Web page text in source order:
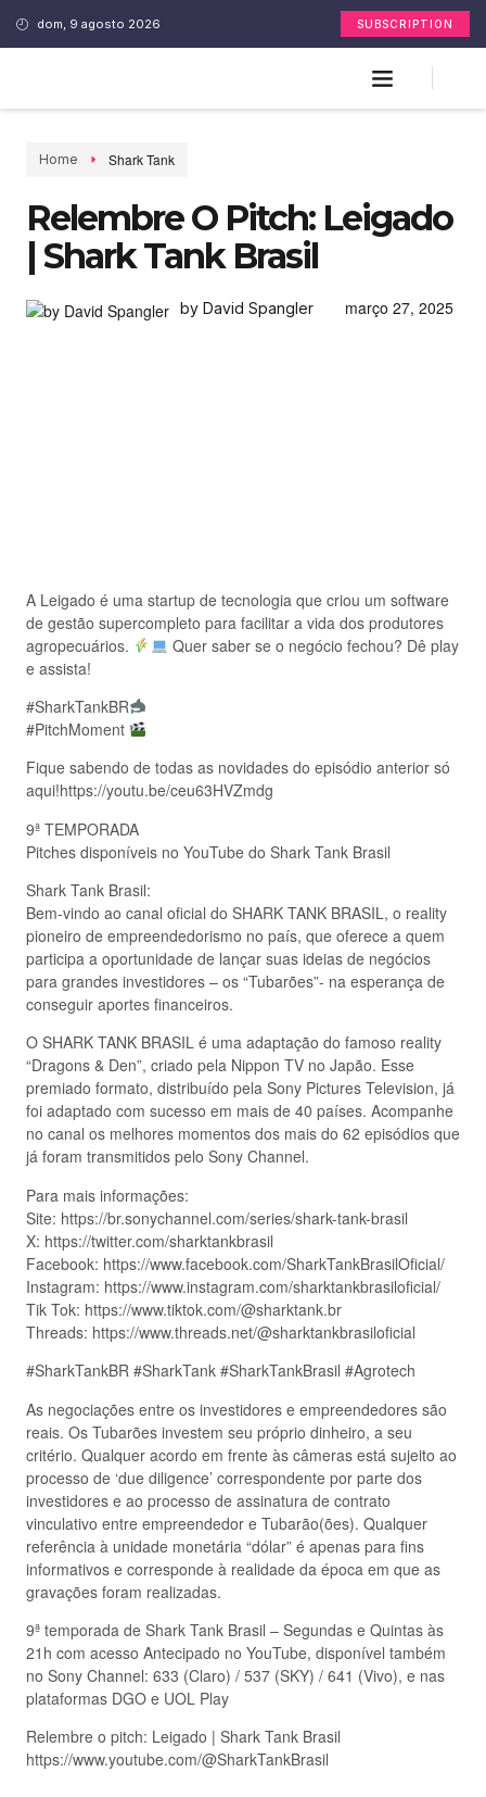
dom, 9 agosto 2026 SUBSCRIPTION
Home Shark Tank
Relembre O Pitch: Leigado
| Shark Tank Brasil
by David Spangler março 27, 2025
A Leigado é uma startup de tecnologia que criou um software
de gestão supercompleto para facilitar a vida dos produtores
agropecuários.
Quer saber se o negócio fechou? Dê play
e assista!
#SharkTankBR
#PitchMoment
Fique sabendo de todas as novidades do episódio anterior só
aqui!https://youtu.be/ceu63HVZmdg
9ª TEMPORADA
Pitches disponíveis no YouTube do Shark Tank Brasil
Shark Tank Brasil:
Bem-vindo ao canal oficial do SHARK TANK BRASIL, o reality
pioneiro de empreendedorismo no país, que oferece a quem
participa a oportunidade de lançar suas ideias de negócios
para grandes investidores – os “Tubarões”- na esperança de
conseguir aportes financeiros.
O SHARK TANK BRASIL é uma adaptação do famoso reality
“Dragons & Den”, criado pela Nippon TV no Japão. Esse
premiado formato, distribuído pela Sony Pictures Television, já
foi adaptado com sucesso em mais de 40 países. Acompanhe
no canal os melhores momentos dos mais do 62 episódios que
já foram transmitidos pelo Sony Channel.
Para mais informações:
Site: https://br.sonychannel.com/series/shark-tank-brasil
X: https://twitter.com/sharktankbrasil
Facebook: https://www.facebook.com/SharkTankBrasilOficial/
Instagram: https://www.instagram.com/sharktankbrasiloficial/
Tik Tok: https://www.tiktok.com/@sharktank.br
Threads: https://www.threads.net/@sharktankbrasiloficial
#SharkTankBR #SharkTank #SharkTankBrasil #Agrotech
As negociações entre os investidores e empreendedores são
reais. Os Tubarões investem seu próprio dinheiro, a seu
critério. Qualquer acordo em frente às câmeras está sujeito ao
processo de ‘due diligence’ correspondente por parte dos
investidores e ao processo de assinatura de contrato
vinculativo entre empreendedor e Tubarão(ões). Qualquer
referência à unidade monetária “dólar” é apenas para fins
informativos e corresponde à realidade da época em que as
gravações foram realizadas.
9ª temporada de Shark Tank Brasil – Segundas e Quintas às
21h com acesso Antecipado no YouTube, disponível também
no Sony Channel: 633 (Claro) / 537 (SKY) / 641 (Vivo), e nas
plataformas DGO e UOL Play
Relembre o pitch: Leigado | Shark Tank Brasil
https://www.youtube.com/@SharkTankBrasil